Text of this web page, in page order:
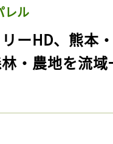
レル
リーHD、熊本
・農地を流